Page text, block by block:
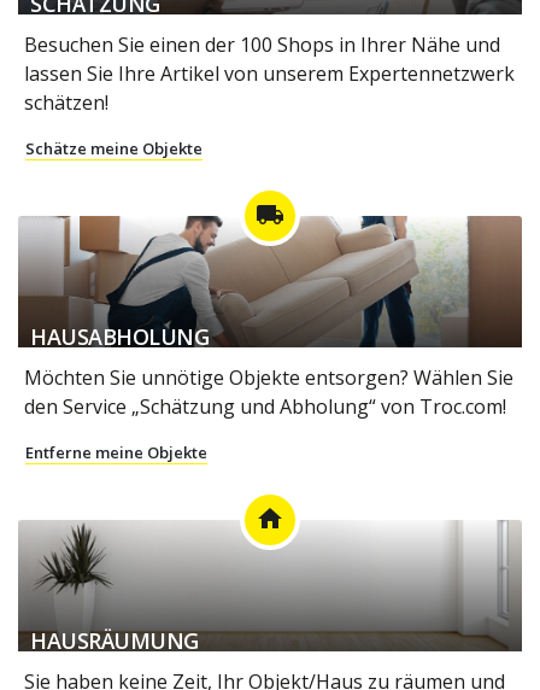
Besuchen Sie einen der 100 Shops in Ihrer Nähe und
lassen Sie Ihre Artikel von unserem Expertennetzwerk
schätzen!
Schätze meine Objekte
local_shipping
HAUSABHOLUNG
Möchten Sie unnötige Objekte entsorgen? Wählen Sie
den Service „Schätzung und Abholung“ von Troc.com!
Entferne meine Objekte
home
HAUSRÄUMUNG
Sie haben keine Zeit, Ihr Objekt/Haus zu räumen und